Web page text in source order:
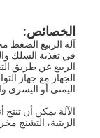
الخصائص:
آلة الربيع الضغط
في تغذية السلك
الربيع عن طريق
الجهاز مع جهاز
اليمنى أو اليسرى
الآلة يمكن أن
الزيتية، التشنج